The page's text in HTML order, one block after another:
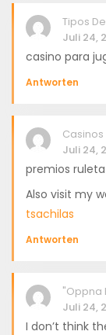
Tipos
Juli 24,
casino para
Antworten
Casinos
Juli 24,
premios
Also visit my
tsachilas
Antworten
"oppna
Juli 24,
I don’t think